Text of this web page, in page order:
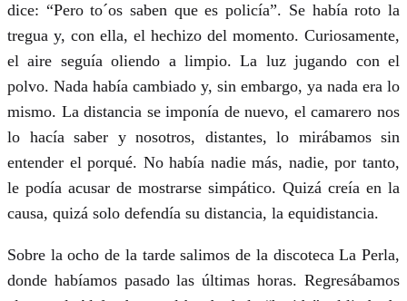
dice: “Pero to´os saben que es policía”. Se había roto la
tregua y, con ella, el hechizo del momento. Curiosamente,
el aire seguía oliendo a limpio. La luz jugando con el
polvo. Nada había cambiado y, sin embargo, ya nada era lo
mismo. La distancia se imponía de nuevo, el camarero nos
lo hacía saber y nosotros, distantes, lo mirábamos sin
entender el porqué. No había nadie más, nadie, por tanto,
le podía acusar de mostrarse simpático. Quizá creía en la
causa, quizá solo defendía su distancia, la equidistancia.
Sobre la ocho de la tarde salimos de la discoteca La Perla,
donde habíamos pasado las últimas horas. Regresábamos